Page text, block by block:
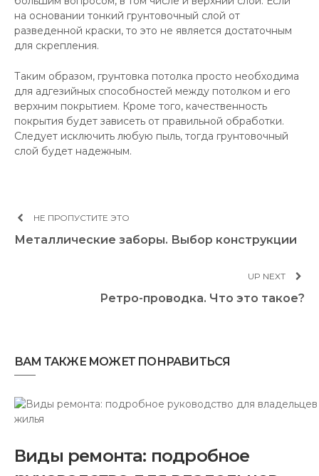
на основании тонкий грунтовочный слой от
разведенной краски, то это не является достаточным
для скрепления.
Таким образом, грунтовка потолка просто необходима
для адгезийных способностей между потолком и его
верхним покрытием. Кроме того, качественность
покрытия будет зависеть от правильной обработки.
Следует исключить любую пыль, тогда грунтовочный
слой будет надежным.
НЕ ПРОПУСТИТЕ ЭТО
Металлические заборы. Выбор конструкции
UP NEXT
Ретро-проводка. Что это такое?
ВАМ ТАКЖЕ МОЖЕТ ПОНРАВИТЬСЯ
Виды ремонта: подробное